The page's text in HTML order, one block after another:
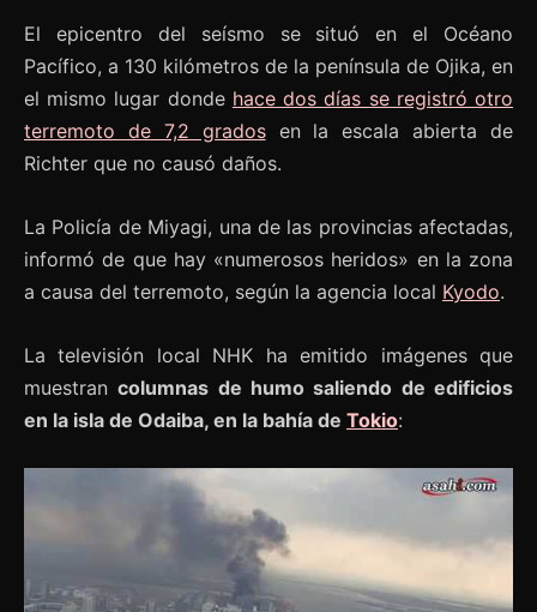
El epicentro del seísmo se situó en el Océano
Pacífico, a 130 kilómetros de la península de Ojika, en
el mismo lugar donde hace dos días se registró otro
terremoto de 7,2 gradosen la escala abierta de
Richter que no causó daños.
La Policía de Miyagi, una de las provincias afectadas,
informó de que hay «numerosos heridos» en la zona
a causa del terremoto, según la agencia local Kyodo.
La televisión local NHK ha emitido imágenes que
muestrancolumnas de humo saliendo de edificios
en la isla de Odaiba, en la bahía de Tokio: